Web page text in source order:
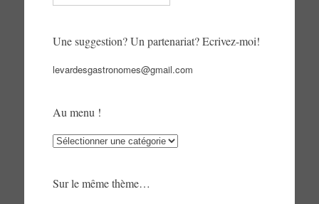
Une suggestion? Un partenariat? Ecrivez-moi!
levardesgastronomes@gmail.com
Au menu !
Au
Sur le même thème…